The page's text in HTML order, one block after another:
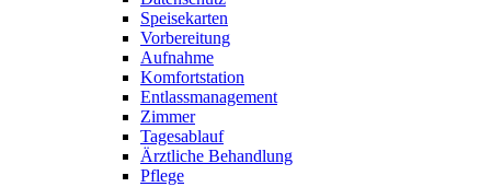
Speisekarten
Vorbereitung
Aufnahme
Komfortstation
Entlassmanagement
Zimmer
Tagesablauf
Ärztliche Behandlung
Pflege